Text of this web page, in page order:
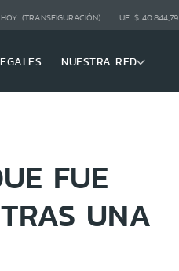
(TRANSFIGURACIÓN) UF: $ 40.844,79
NUESTRA RED
FUE
UNA